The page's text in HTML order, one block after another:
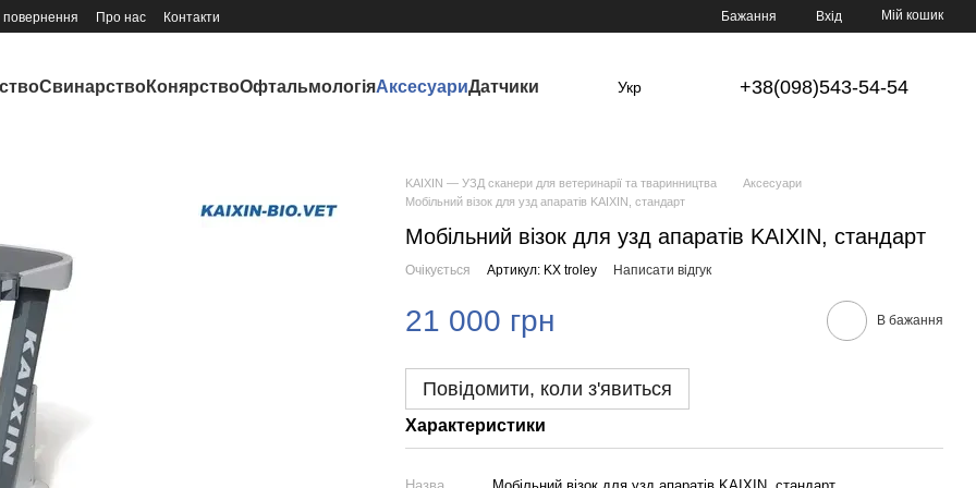
повернення Про нас Контакти Бажання Вхід Мій кошик
СвинарствоКонярствоОфтальмологіяАксесуариДатчики Укр +38(098)543-54-54
KAIXIN — УЗД сканери для ветеринарії та тваринництва
Аксесуари
Мобільний візок для узд апаратів KAIXIN, стандарт
Мобільний візок для узд апаратів KAIXIN, стандарт
Очікується Артикул: KX troley Написати відгук
21 000 грн В бажання
Повідомити, коли з'явиться
Характеристики